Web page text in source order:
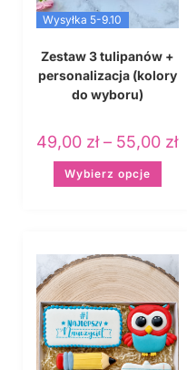
Wysyłka 5-9.10
Zestaw 3 tulipanów +
personalizacja (kolory
do wyboru)
49,00 zł – 55,00 zł
Wybierz opcje